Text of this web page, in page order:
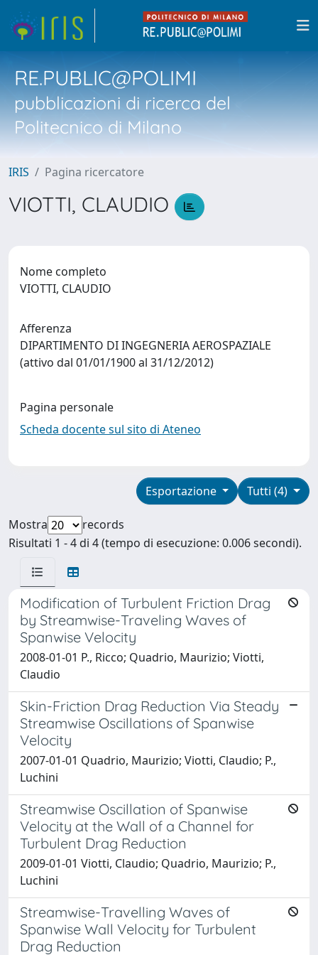
RE.PUBLIC@POLIMI
pubblicazioni di ricerca del
Politecnico di Milano
IRIS Pagina ricercatore
VIOTTI, CLAUDIO
Nome completo
VIOTTI, CLAUDIO
Afferenza
DIPARTIMENTO DI INGEGNERIA AEROSPAZIALE
(attivo dal 01/01/1900 al 31/12/2012)
Pagina personale
Scheda docente sul sito di Ateneo
Tutti (4)
Esportazione
Mostra
records
Risultati 1 - 4 di 4 (tempo di esecuzione: 0.006 secondi).
Modification of Turbulent Friction Drag
by Streamwise-Traveling Waves of
Spanwise Velocity
2008-01-01 P., Ricco; Quadrio, Maurizio; Viotti,
Claudio
Skin-Friction Drag Reduction Via Steady
Streamwise Oscillations of Spanwise
Velocity
2007-01-01 Quadrio, Maurizio; Viotti, Claudio; P.,
Luchini
Streamwise Oscillation of Spanwise
Velocity at the Wall of a Channel for
Turbulent Drag Reduction
2009-01-01 Viotti, Claudio; Quadrio, Maurizio; P.,
Luchini
Streamwise-Travelling Waves of
Spanwise Wall Velocity for Turbulent
Drag Reduction